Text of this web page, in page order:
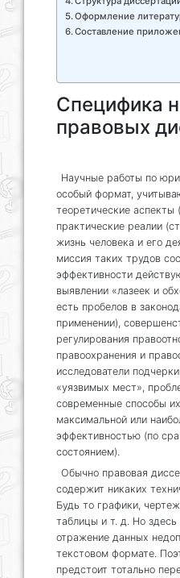
Оформление
Составление
Cпецифика
правовых
Научные работы по
особый формат,
теоретические аспекты
практические реалии
жизнь человека и его
миссия таких трудов
эффективности
выявлении «лазеек и
есть пробелов в
применении),
регулирования
правоохранения и
исследователи
«уязвимых мест»,
современные способы
максимальной или
эффективностью (по
состоянием).
Обычно правовая
содержит никаких
Будь то графики,
таблицы и т. д. Но
отражение данных
текстовом формате.
предстоит тотально